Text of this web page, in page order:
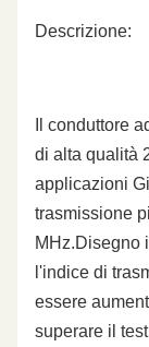
Descrizione:
Il conduttore
di alta qualità
applicazioni
trasmissione
MHz.Disegno
l'indice di
essere
superare il